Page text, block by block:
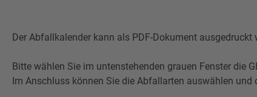
Der Abfallkalender kann als PDF-Dokument
Bitte wählen Sie im untenstehenden grauen Fenster die
Im Anschluss können Sie die Abfallarten auswählen